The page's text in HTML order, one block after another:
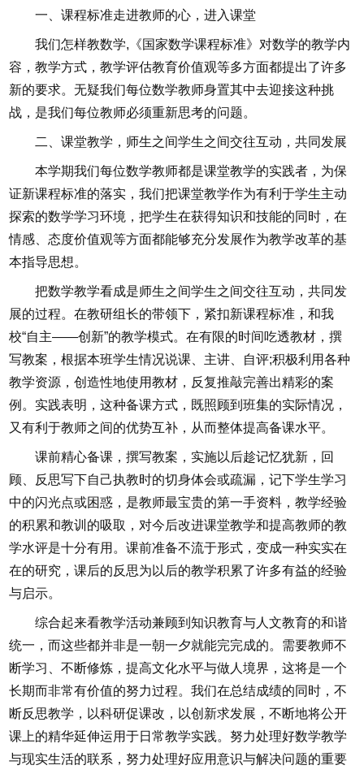
一、课程标准走进教师的心，进入课堂
我们怎样教数学,《国家数学课程标准》对数学的教学内
容，教学方式，教学评估教育价值观等多方面都提出了许多
新的要求。无疑我们每位数学教师身置其中去迎接这种挑
战，是我们每位教师必须重新思考的问题。
二、课堂教学，师生之间学生之间交往互动，共同发展
本学期我们每位数学教师都是课堂教学的实践者，为保
证新课程标准的落实，我们把课堂教学作为有利于学生主动
探索的数学学习环境，把学生在获得知识和技能的同时，在
情感、态度价值观等方面都能够充分发展作为教学改革的基
本指导思想。
把数学教学看成是师生之间学生之间交往互动，共同发
展的过程。在教研组长的带领下，紧扣新课程标准，和我
校“自主——创新”的教学模式。在有限的时间吃透教材，撰
写教案，根据本班学生情况说课、主讲、自评;积极利用各种
教学资源，创造性地使用教材，反复推敲完善出精彩的案
例。实践表明，这种备课方式，既照顾到班集的实际情况，
又有利于教师之间的优势互补，从而整体提高备课水平。
课前精心备课，撰写教案，实施以后趁记忆犹新，回
顾、反思写下自己执教时的切身体会或疏漏，记下学生学习
中的闪光点或困惑，是教师最宝贵的第一手资料，教学经验
的积累和教训的吸取，对今后改进课堂教学和提高教师的教
学水评是十分有用。课前准备不流于形式，变成一种实实在
在的研究，课后的反思为以后的教学积累了许多有益的经验
与启示。
综合起来看教学活动兼顾到知识教育与人文教育的和谐
统一，而这些都并非是一朝一夕就能完完成的。需要教师不
断学习、不断修炼，提高文化水平与做人境界，这将是一个
长期而非常有价值的努力过程。我们在总结成绩的同时，不
断反思教学，以科研促课改，以创新求发展，不断地将公开
课上的精华延伸运用于日常教学实践。努力处理好数学教学
与现实生活的联系，努力处理好应用意识与解决问题的重要